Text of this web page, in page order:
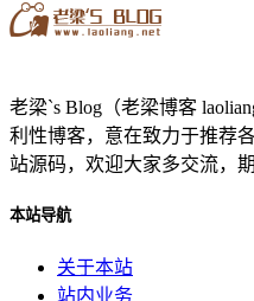
老梁`s Blog（老梁博客
利性博客，意在致力于推荐
站源码，欢迎大家多交流，
本站导航
关于本站
站内业务